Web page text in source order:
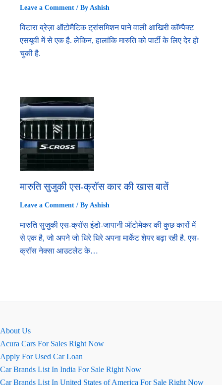
Leave a Comment / By Ashish
विटारा ब्रेज़ा ऑटोमैटिक ट्रांसमिशन पाने वाली आखिरी कॉम्पैक्ट
एसयूवी में से एक है. लेकिन, हालांकि मारुति को पार्टी के लिए देर हो
चुकी है.
मारुति सुजुकी एस-क्रॉस कार की खास बातें
Leave a Comment / By Ashish
मारुति सुजुकी एस-क्रॉस इंडो-जापानी ऑटोमेकर की कुछ कारों में
से एक है, जो अपने जो धिरे धिरे अपना मार्केट शेयर बढ़ा रही है. एस-
क्रॉस नेक्सा आउटलेट के…
About Us
Acura Cars For Sales Right Now
Apply For Used Car Loan
Car Brands List In India For Sale Right Now
Car Brands List In United States of America For Sale Right Now